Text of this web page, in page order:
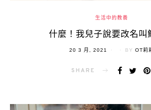
生活中的教養
什麼！我兒子說要改名叫
POSTED
20 3 月, 2021 BY OT莉
SHARE